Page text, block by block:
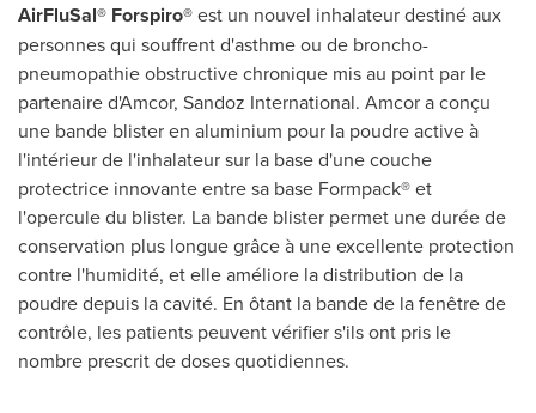
AirFluSal® Forspiro®est un nouvel inhalateur destiné aux
personnes qui souffrent d'asthme ou de broncho-
pneumopathie obstructive chronique mis au point par le
partenaire d'Amcor, Sandoz International. Amcor a conçu
une bande blister en aluminium pour la poudre active à
l'intérieur de l'inhalateur sur la base d'une couche
protectrice innovante entre sa base Formpack® et
l'opercule du blister. La bande blister permet une durée de
conservation plus longue grâce à une excellente protection
contre l'humidité, et elle améliore la distribution de la
poudre depuis la cavité. En ôtant la bande de la fenêtre de
contrôle, les patients peuvent vérifier s'ils ont pris le
nombre prescrit de doses quotidiennes.